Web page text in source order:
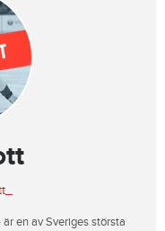
en av Sveriges största